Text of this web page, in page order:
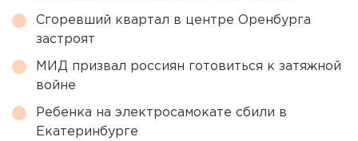
Сгоревший квартал в центре Оренбурга
застроят
МИД призвал россиян готовиться к затяжной
войне
Ребенка на электросамокате сбили в
Екатеринбурге